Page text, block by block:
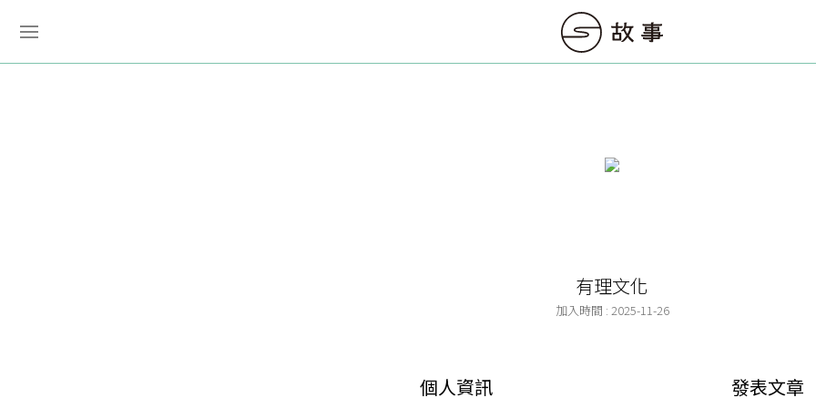
有理文化
加入時間 : 2025-11-26
個人資訊 發表文章